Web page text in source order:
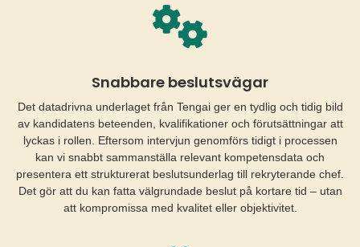
Snabbare beslutsvägar
Det datadrivna underlaget från Tengai ger en tydlig och tidig bild
av kandidatens beteenden, kvalifikationer och förutsättningar att
lyckas i rollen. Eftersom intervjun genomförs tidigt i processen
kan vi snabbt sammanställa relevant kompetensdata och
presentera ett strukturerat beslutsunderlag till rekryterande chef.
Det gör att du kan fatta välgrundade beslut på kortare tid – utan
att kompromissa med kvalitet eller objektivitet.